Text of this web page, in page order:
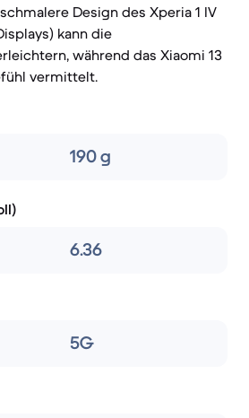
Design des Xperia 1 IV
kann die
während das Xiaomi 13
vermittelt.
190 g
6.36
5G